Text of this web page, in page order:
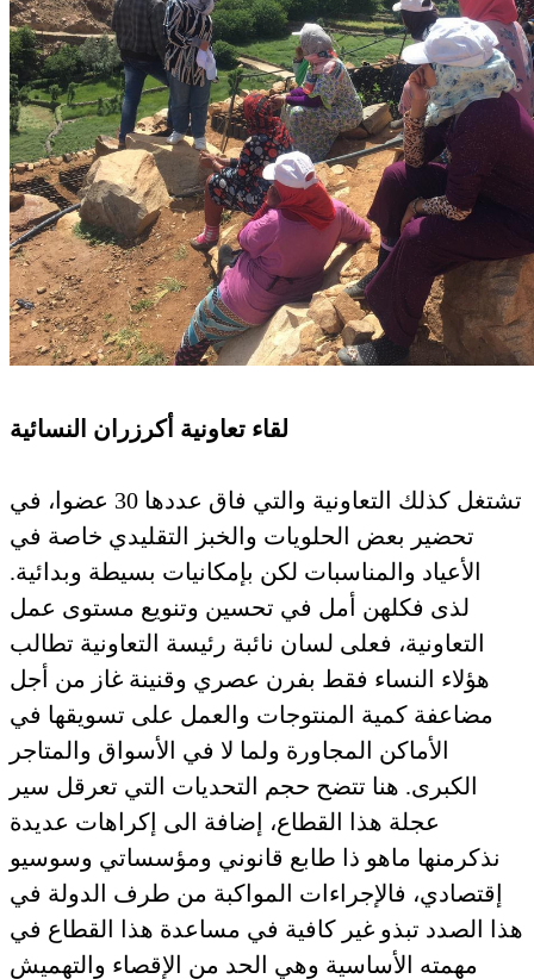
لقاء تعاونية أكرزران النسائية
تشتغل كذلك التعاونية والتي فاق عددها 30 عضوا، في
تحضير بعض الحلويات والخبز التقليدي خاصة في
الأعياد والمناسبات لكن بإمكانيات بسيطة وبدائية.
لذى فكلهن أمل في تحسين وتنويع مستوى عمل
التعاونية، فعلى لسان نائبة رئيسة التعاونية تطالب
هؤلاء النساء فقط بفرن عصري وقنينة غاز من أجل
مضاعفة كمية المنتوجات والعمل على تسويقها في
الأماكن المجاورة ولما لا في الأسواق والمتاجر
الكبرى. هنا تتضح حجم التحديات التي تعرقل سير
عجلة هذا القطاع، إضافة الى إكراهات عديدة
نذكرمنها ماهو ذا طابع قانوني ومؤسساتي وسوسيو
إقتصادي، فالإجراءات المواكبة من طرف الدولة في
هذا الصدد تبذو غير كافية في مساعدة هذا القطاع في
مهمته الأساسية وهي الحد من الإقصاء والتهميش